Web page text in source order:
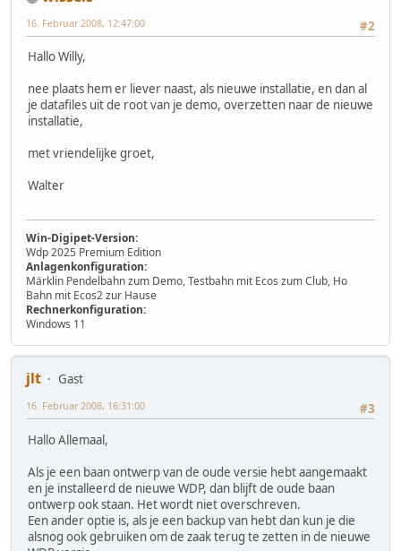
#2
16. Februar 2008, 12:47:00
Hallo Willy,
nee plaats hem er liever naast, als nieuwe installatie, en dan al
je datafiles uit de root van je demo, overzetten naar de nieuwe
installatie,
met vriendelijke groet,
Walter
Win-Digipet-Version:
Wdp 2025 Premium Edition
Anlagenkonfiguration:
Märklin Pendelbahn zum Demo, Testbahn mit Ecos zum Club, Ho
Bahn mit Ecos2 zur Hause
Rechnerkonfiguration:
Windows 11
jlt
Gast
#3
16. Februar 2008, 16:31:00
Hallo Allemaal,
Als je een baan ontwerp van de oude versie hebt aangemaakt
en je installeerd de nieuwe WDP, dan blijft de oude baan
ontwerp ook staan. Het wordt niet overschreven.
Een ander optie is, als je een backup van hebt dan kun je die
alsnog ook gebruiken om de zaak terug te zetten in de nieuwe